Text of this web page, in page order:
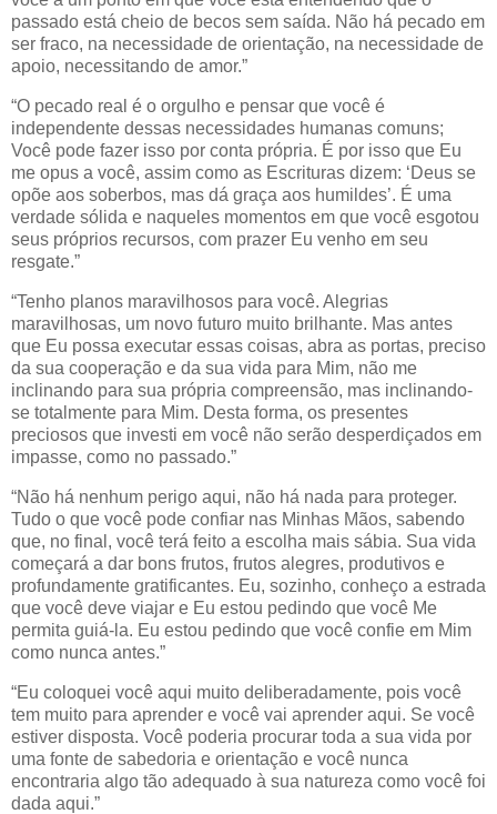
passado está cheio de becos sem saída. Não há pecado em
ser fraco, na necessidade de orientação, na necessidade de
apoio, necessitando de amor.”
“O pecado real é o orgulho e pensar que você é
independente dessas necessidades humanas comuns;
Você pode fazer isso por conta própria. É por isso que Eu
me opus a você, assim como as Escrituras dizem: ‘Deus se
opõe aos soberbos, mas dá graça aos humildes’. É uma
verdade sólida e naqueles momentos em que você esgotou
seus próprios recursos, com prazer Eu venho em seu
resgate.”
“Tenho planos maravilhosos para você. Alegrias
maravilhosas, um novo futuro muito brilhante. Mas antes
que Eu possa executar essas coisas, abra as portas, preciso
da sua cooperação e da sua vida para Mim, não me
inclinando para sua própria compreensão, mas inclinando-
se totalmente para Mim. Desta forma, os presentes
preciosos que investi em você não serão desperdiçados em
impasse, como no passado.”
“Não há nenhum perigo aqui, não há nada para proteger.
Tudo o que você pode confiar nas Minhas Mãos, sabendo
que, no final, você terá feito a escolha mais sábia. Sua vida
começará a dar bons frutos, frutos alegres, produtivos e
profundamente gratificantes. Eu, sozinho, conheço a estrada
que você deve viajar e Eu estou pedindo que você Me
permita guiá-la. Eu estou pedindo que você confie em Mim
como nunca antes.”
“Eu coloquei você aqui muito deliberadamente, pois você
tem muito para aprender e você vai aprender aqui. Se você
estiver disposta. Você poderia procurar toda a sua vida por
uma fonte de sabedoria e orientação e você nunca
encontraria algo tão adequado à sua natureza como você foi
dada aqui.”